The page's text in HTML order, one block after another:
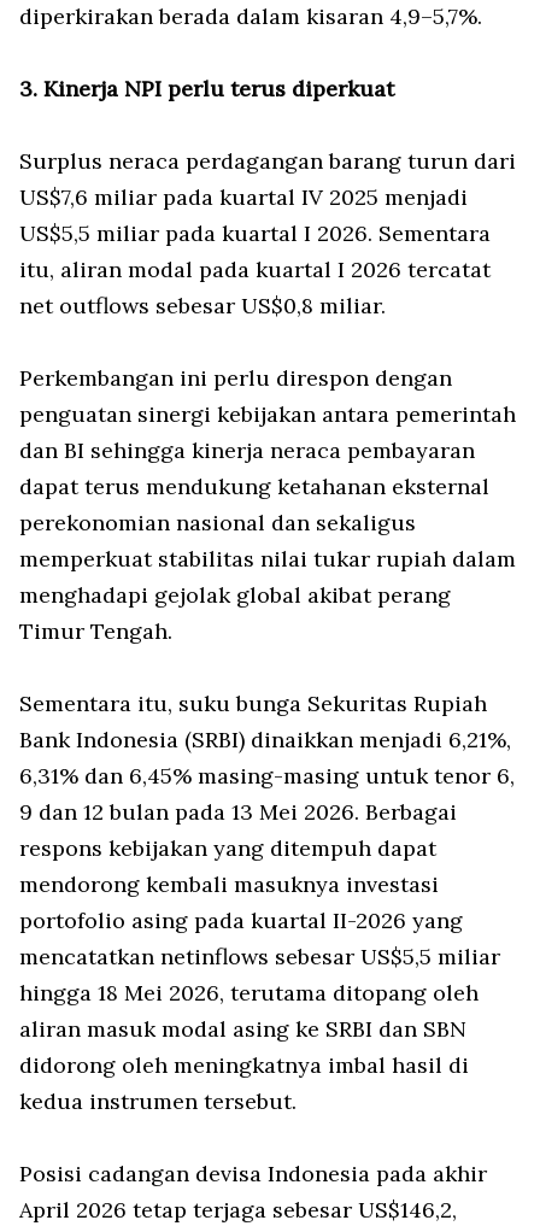
diperkirakan berada dalam kisaran 4,9–5,7%.
3. Kinerja NPI perlu terus diperkuat
Surplus neraca perdagangan barang turun dari
US$7,6 miliar pada kuartal IV 2025 menjadi
US$5,5 miliar pada kuartal I 2026. Sementara
itu, aliran modal pada kuartal I 2026 tercatat
net outflows sebesar US$0,8 miliar.
Perkembangan ini perlu direspon dengan
penguatan sinergi kebijakan antara pemerintah
dan BI sehingga kinerja neraca pembayaran
dapat terus mendukung ketahanan eksternal
perekonomian nasional dan sekaligus
memperkuat stabilitas nilai tukar rupiah dalam
menghadapi gejolak global akibat perang
Timur Tengah.
Sementara itu, suku bunga Sekuritas Rupiah
Bank Indonesia (SRBI) dinaikkan menjadi 6,21%,
6,31% dan 6,45% masing-masing untuk tenor 6,
9 dan 12 bulan pada 13 Mei 2026. Berbagai
respons kebijakan yang ditempuh dapat
mendorong kembali masuknya investasi
portofolio asing pada kuartal II-2026 yang
mencatatkan netinflows sebesar US$5,5 miliar
hingga 18 Mei 2026, terutama ditopang oleh
aliran masuk modal asing ke SRBI dan SBN
didorong oleh meningkatnya imbal hasil di
kedua instrumen tersebut.
Posisi cadangan devisa Indonesia pada akhir
April 2026 tetap terjaga sebesar US$146,2,